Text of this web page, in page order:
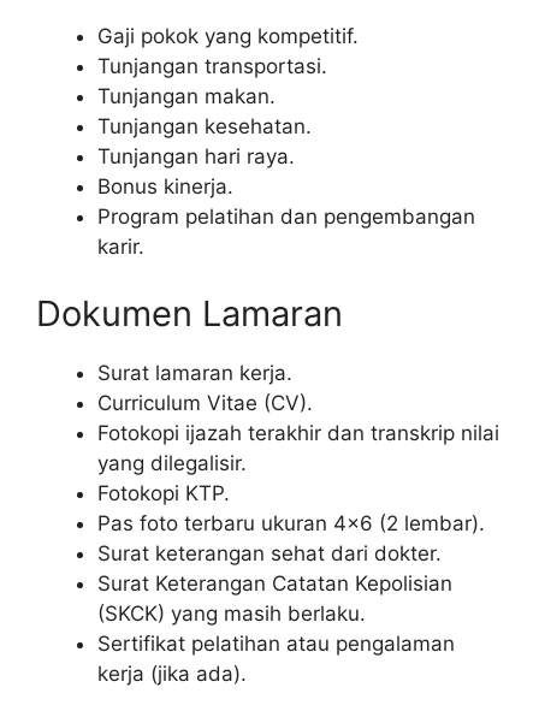
Gaji pokok yang kompetitif.
Tunjangan transportasi.
Tunjangan makan.
Tunjangan kesehatan.
Tunjangan hari raya.
Bonus kinerja.
Program pelatihan dan pengembangan
karir.
Dokumen Lamaran
Surat lamaran kerja.
Curriculum Vitae (CV).
Fotokopi ijazah terakhir dan transkrip nilai
yang dilegalisir.
Fotokopi KTP.
Pas foto terbaru ukuran 4×6 (2 lembar).
Surat keterangan sehat dari dokter.
Surat Keterangan Catatan Kepolisian
(SKCK) yang masih berlaku.
Sertifikat pelatihan atau pengalaman
kerja (jika ada).